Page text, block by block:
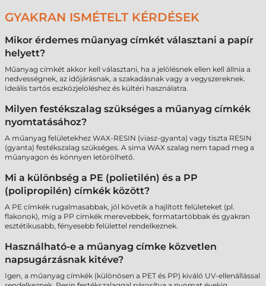
GYAKRAN ISMÉTELT KÉRDÉSEK
Mikor érdemes műanyag címkét választani a papír
helyett?
Műanyag címkét akkor kell választani, ha a jelölésnek ellen kell állnia a
nedvességnek, az időjárásnak, a szakadásnak vagy a vegyszereknek.
Ideális tartós eszközjelöléshez és kültéri használatra.
Milyen festékszalag szükséges a műanyag címkék
nyomtatásához?
A műanyag felületekhez WAX-RESIN (viasz-gyanta) vagy tiszta RESIN
(gyanta) festékszalag szükséges. A sima WAX szalag nem tapad meg a
műanyagon és könnyen letörölhető.
Mi a különbség a PE (polietilén) és a PP
(polipropilén) címkék között?
A PE címkék rugalmasabbak, jól követik a hajlított felületeket (pl.
flakonok), míg a PP címkék merevebbek, formatartóbbak és gyakran
esztétikusabb, fényesebb felülettel rendelkeznek.
Használható-e a műanyag címke közvetlen
napsugárzásnak kitéve?
Igen, a műanyag címkék (különösen a PET és PP) kiváló UV-ellenállással